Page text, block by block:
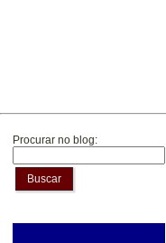
Procurar no blog:
Buscar